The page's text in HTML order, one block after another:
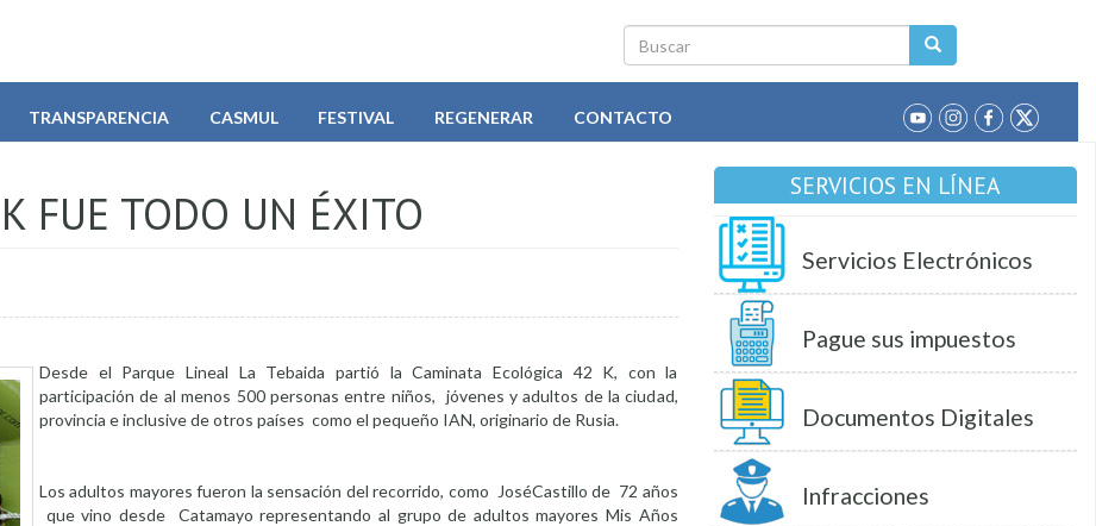
Buscar
TRANSPARENCIA CASMUL FESTIVAL REGENERAR CONTACTO
FUE TODO UN ÉXITO
Desde el Parque Lineal La Tebaida partió la Caminata Ecológica 42 K, con la
participación de al menos 500 personas entre niños, jóvenes y adultos de la ciudad,
provincia e inclusive de otros países como el pequeño IAN, originario de Rusia.
Los adultos mayores fueron la sensación del recorrido, como JoséCastillo de 72 años
que vino desde Catamayo representando al grupo de adultos mayores Mis Años
SERVICIOS EN LÍNEA
Servicios Electrónicos
Pague sus impuestos
Documentos Digitales
Infracciones